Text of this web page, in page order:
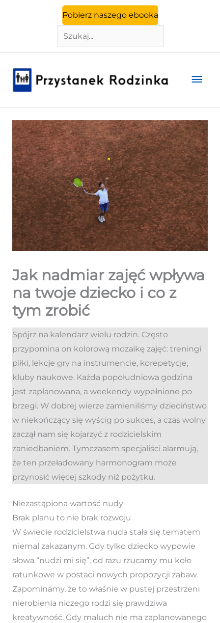
Pobierz naszego ebooka
Szukaj
Jak nadmiar zajęć wpływa
na twoje dziecko i co z
tym zrobić
Spójrz na kalendarz wielu rodzin. Często
przypomina on kolorową mozaikę zajęć: treningi
piłki, lekcje gry na instrumencie, korepetycje,
kluby naukowe. Każda popołudniowa godzina
jest zaplanowana, a weekendy wypełnione po
brzegi. W dobrej wierze zamieniliśmy dzieciństwo
w niekończący się wyścig po sukces, a czas wolny
zaczął nam się kojarzyć z rodzicielskim
zaniedbaniem. Tymczasem specjaliści alarmują,
że ten przeładowany harmonogram może
przynosić więcej szkody niż pożytku.
Niezastąpiona wartość nudy
Brak planu to nie brak rozwoju
W świecie rodzicielstwa nuda stała się tematem
niemal zakazanym. Gdy tylko dziecko wypowie
słowa “nudzi mi się”, od razu rzucamy mu koło
ratunkowe w postaci nowych propozycji zabaw.
Zapominamy, że to właśnie w pustej przestrzeni
nierobienia niczego rodzi się prawdziwa
kreatywność. Gdy maluch nie ma zaplanowanego